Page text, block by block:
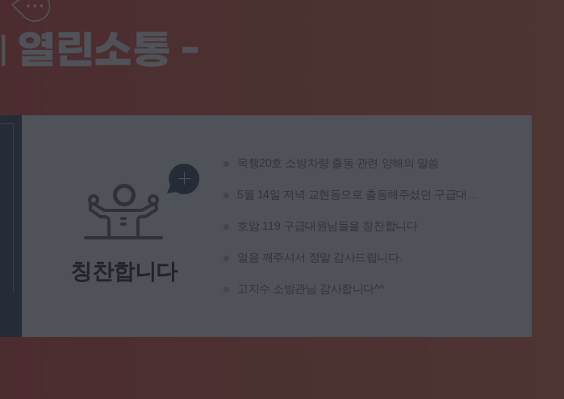
열린소통 -
칭찬합니다
목행20호 소방차량 출동 관련 양해의 말씀
5월 14일 저녁 교현동으로 출동해주셨던 구급대원분들 정말 감사드립니다.
호암 119 구급대원님들을 칭찬합니다
얼음 깨주셔서 정말 감사드립니다.
고지수 소방관님 감사합니다^^